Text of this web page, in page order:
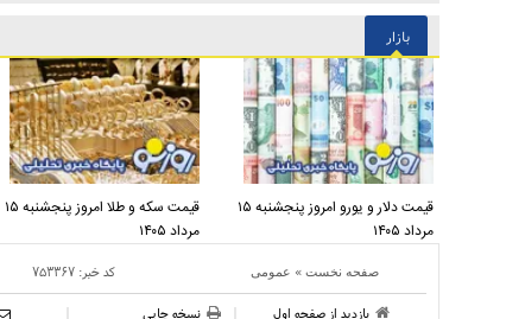
بازار
قیمت دلار و یورو امروز پنجشنبه ۱۵
مرداد ۱۴۰۵
قیمت سکه و طلا امروز پنجشنبه ۱۵
مرداد ۱۴۰۵
صفحه نخست » عمومی کد خبر:۷۵۳۳۶۷
بازدید از صفحه اول نسخه چاپی